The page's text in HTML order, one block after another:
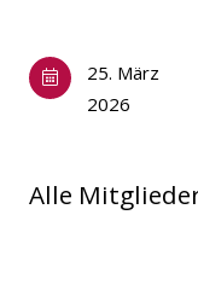
25. März
2026
Alle